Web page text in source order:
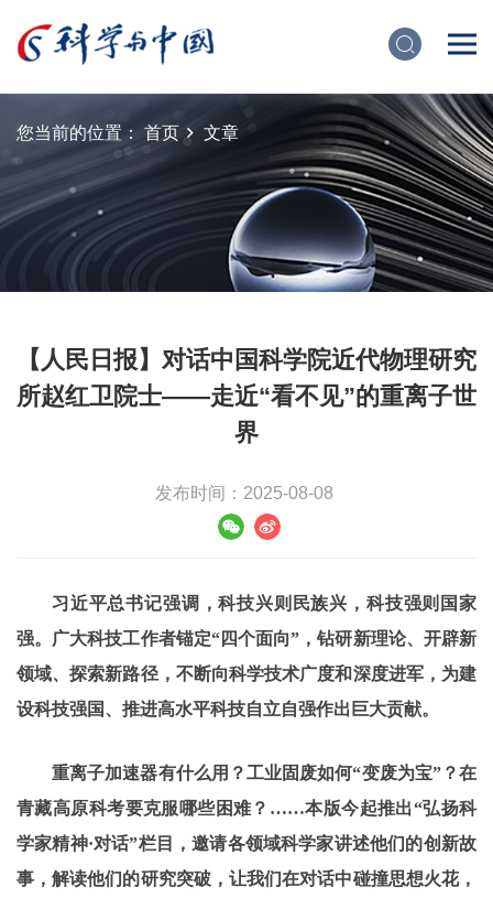
您当前的位置： 首页 文章
【人民日报】对话中国科学院近代物理研究
所赵红卫院士——走近“看不见”的重离子世
界
发布时间：2025-08-08
习近平总书记强调，科技兴则民族兴，科技强则国家
强。广大科技工作者锚定“四个面向”，钻研新理论、开辟新
领域、探索新路径，不断向科学技术广度和深度进军，为建
设科技强国、推进高水平科技自立自强作出巨大贡献。
重离子加速器有什么用？工业固废如何“变废为宝”？在
青藏高原科考要克服哪些困难？……本版今起推出“弘扬科
学家精神·对话”栏目，邀请各领域科学家讲述他们的创新故
事，解读他们的研究突破，让我们在对话中碰撞思想火花，